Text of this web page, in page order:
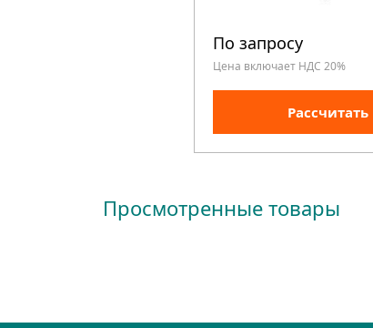
По запросу
Цена включает НДС 20%
Рассчитать
Просмотренные товары